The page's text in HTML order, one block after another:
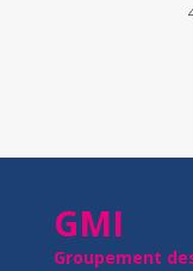
GMI
Groupement